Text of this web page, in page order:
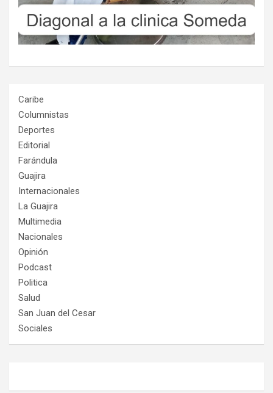
Caribe
Columnistas
Deportes
Editorial
Farándula
Guajira
Internacionales
La Guajira
Multimedia
Nacionales
Opinión
Podcast
Politica
Salud
San Juan del Cesar
Sociales